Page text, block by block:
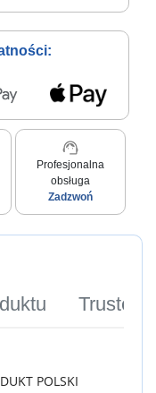
support_agent
Profesjonalna
obsługa
Zadzwoń
Trusted
POLSKI